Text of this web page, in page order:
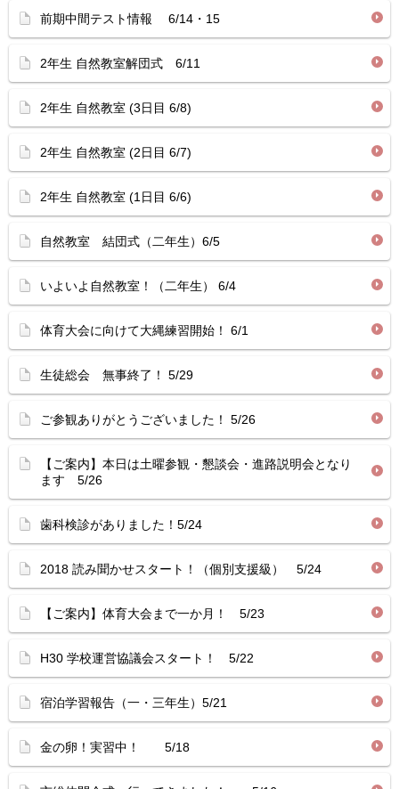
前期中間テスト情報 6/14・15
2年生 自然教室解団式 6/11
2年生 自然教室 (3日目 6/8)
2年生 自然教室 (2日目 6/7)
2年生 自然教室 (1日目 6/6)
自然教室 結団式（二年生）6/5
いよいよ自然教室！（二年生） 6/4
体育大会に向けて大縄練習開始！ 6/1
生徒総会 無事終了！ 5/29
ご参観ありがとうございました！ 5/26
【ご案内】本日は土曜参観・懇談会・進路説明会となり
ます 5/26
歯科検診がありました！5/24
2018 読み聞かせスタート！（個別支援級） 5/24
【ご案内】体育大会まで一か月！ 5/23
H30 学校運営協議会スタート！ 5/22
宿泊学習報告（一・三年生）5/21
金の卵！実習中！ 5/18